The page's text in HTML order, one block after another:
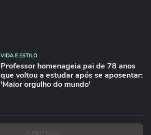
VIDA E ESTILO
Professor homenageia pai de 78 anos
que voltou a estudar após se aposentar:
'Maior orgulho do mundo'
PUBLICIDADE